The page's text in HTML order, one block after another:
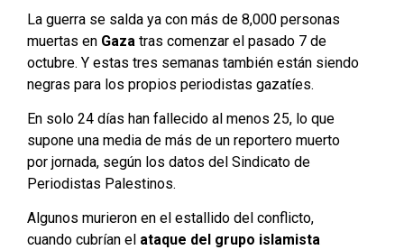
La guerra se salda ya con más de 8,000 personas
muertas en Gaza tras comenzar el pasado 7 de
octubre. Y estas tres semanas también están siendo
negras para los propios periodistas gazatíes.
En solo 24 días han fallecido al menos 25, lo que
supone una media de más de un reportero muerto
por jornada, según los datos del Sindicato de
Periodistas Palestinos.
Algunos murieron en el estallido del conflicto,
cuando cubrían el ataque del grupo islamista